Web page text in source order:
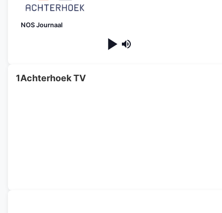
NOS Journaal
1Achterhoek TV